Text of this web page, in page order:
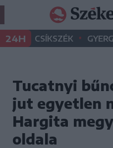
24H CSÍKSZÉK •
Tucatnyi
jut egyetlen
Hargita
oldala